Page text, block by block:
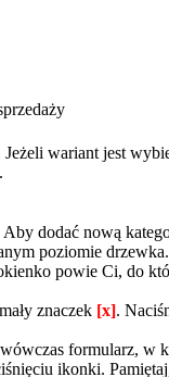
wariant jest
dodać nową
poziomie
powie Ci, do
znaczek [x].
formularz, w
ikonki.